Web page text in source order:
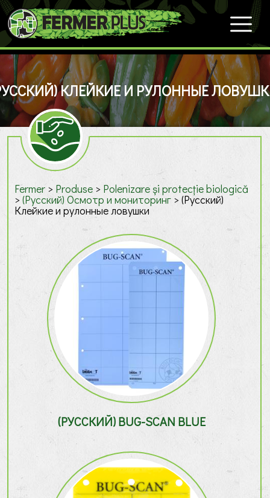
КЛЕЙКИЕ И РУЛОННЫЕ
Fermer > Produse > Polenizare și protecție biologică
>(Русский) Осмотр и мониторинг >(Русский)
Клейкие и рулонные ловушки
(РУССКИЙ) BUG-SCAN BLUE